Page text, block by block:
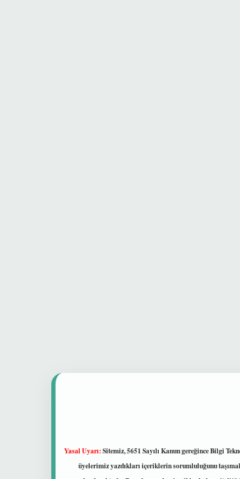
Yasal Uyarı:Sitemiz, 5651 Sayılı Kanun gereğince Bilgi
üyelerimiz yazdıkları içeriklerin sorumluluğunu